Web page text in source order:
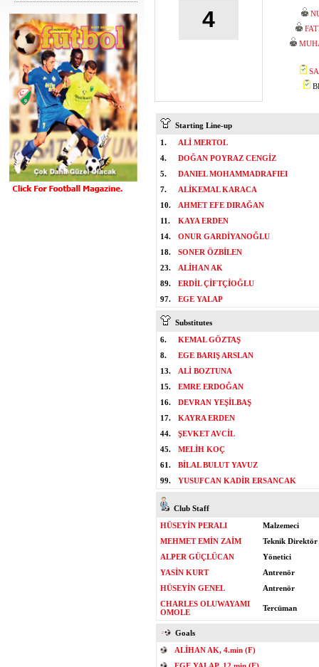
4
Starting Line-up
1.
ALİ MERTOL
4.
DOĞAN POYRAZ CENGİZ
5.
DANIEL MOHAMMADRAFIEI
7.
ALİKEMAL KARACA
10.
AHMET EFE DIRAĞAN
11.
KAYA ERDEN
14.
ONUR GARDİYANOĞLU
18.
SONER ÖZBİLEN
23.
ALİHAN AK
89.
ERDİL ÇİFTÇİOĞLU
97.
EGE YALAP
Substitutes
6.
KEMAL GÖZTAŞ
8.
EGE BARIŞ ARSLAN
13.
ALİ BOZTUNA
15.
EMRE ERDOĞAN
16.
DEVRAN YEŞİLBAŞ
17.
KAYRA ERDEN
44.
ŞEVKET AVCİL
45.
MELİH KOÇ
61.
BİLAL BULUT YAVUZ
99.
YUSUFCAN KADİR ERSANCAK
Club Staff
HÜSEYİN PERALI
Malzemeci
MEHMET EMİN ZAİM
Teknik Direktör
ALPER GÜÇLÜCAN
Yönetici
YASİN KURT
Antrenör
HÜSEYİN GENEL
Antrenör
CHARLES OLUWAYAMI
OMOLE
Tercüman
Goals
ALİHAN AK, 4.min (F)